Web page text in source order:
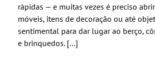
rápidas — e muitas vezes é preciso
móveis, itens de decoração ou até
sentimental para dar lugar ao berço,
e brinquedos. […]